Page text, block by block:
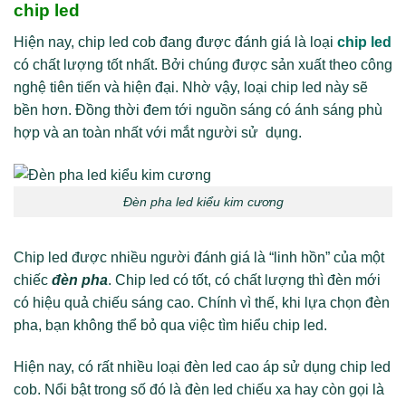
chip led
Hiện nay, chip led cob đang được đánh giá là loại chip led
có chất lượng tốt nhất. Bởi chúng được sản xuất theo công
nghệ tiên tiến và hiện đại. Nhờ vậy, loại chip led này sẽ
bền hơn. Đồng thời đem tới nguồn sáng có ánh sáng phù
hợp và an toàn nhất với mắt người sử dụng.
Đèn pha led kiểu kim cương
Chip led được nhiều người đánh giá là “linh hồn” của một
chiếc đèn pha. Chip led có tốt, có chất lượng thì đèn mới
có hiệu quả chiếu sáng cao. Chính vì thế, khi lựa chọn đèn
pha, bạn không thể bỏ qua việc tìm hiểu chip led.
Hiện nay, có rất nhiều loại đèn led cao áp sử dụng chip led
cob. Nổi bật trong số đó là đèn led chiếu xa hay còn gọi là